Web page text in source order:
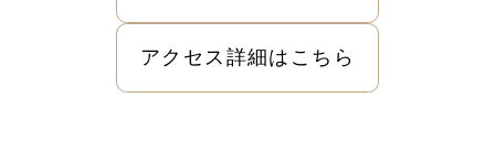
アクセス詳細はこちら